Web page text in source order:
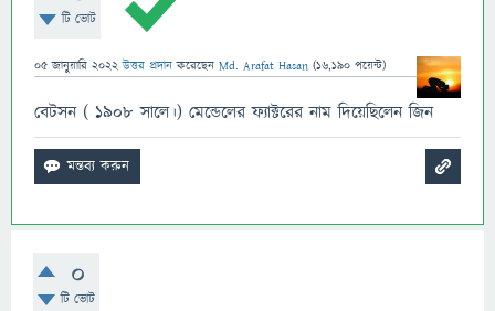
টি ভোট
05 জানুয়ারি 2022 উত্তর প্রদান করেছেন Md. Arafat Hasan (16,190 পয়েন্ট)
বেটসন ( ১৯০৮ সালে।) মেন্ডেলের ফ্যাক্টরের নাম দিয়েছিলেন জিন
0
টি ভোট